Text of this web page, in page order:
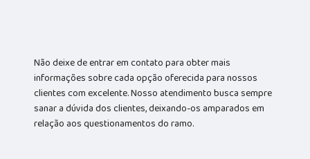
Não deixe de entrar em contato para obter mais
informações sobre cada opção oferecida para nossos
clientes com excelente. Nosso atendimento busca sempre
sanar a dúvida dos clientes, deixando-os amparados em
relação aos questionamentos do ramo.